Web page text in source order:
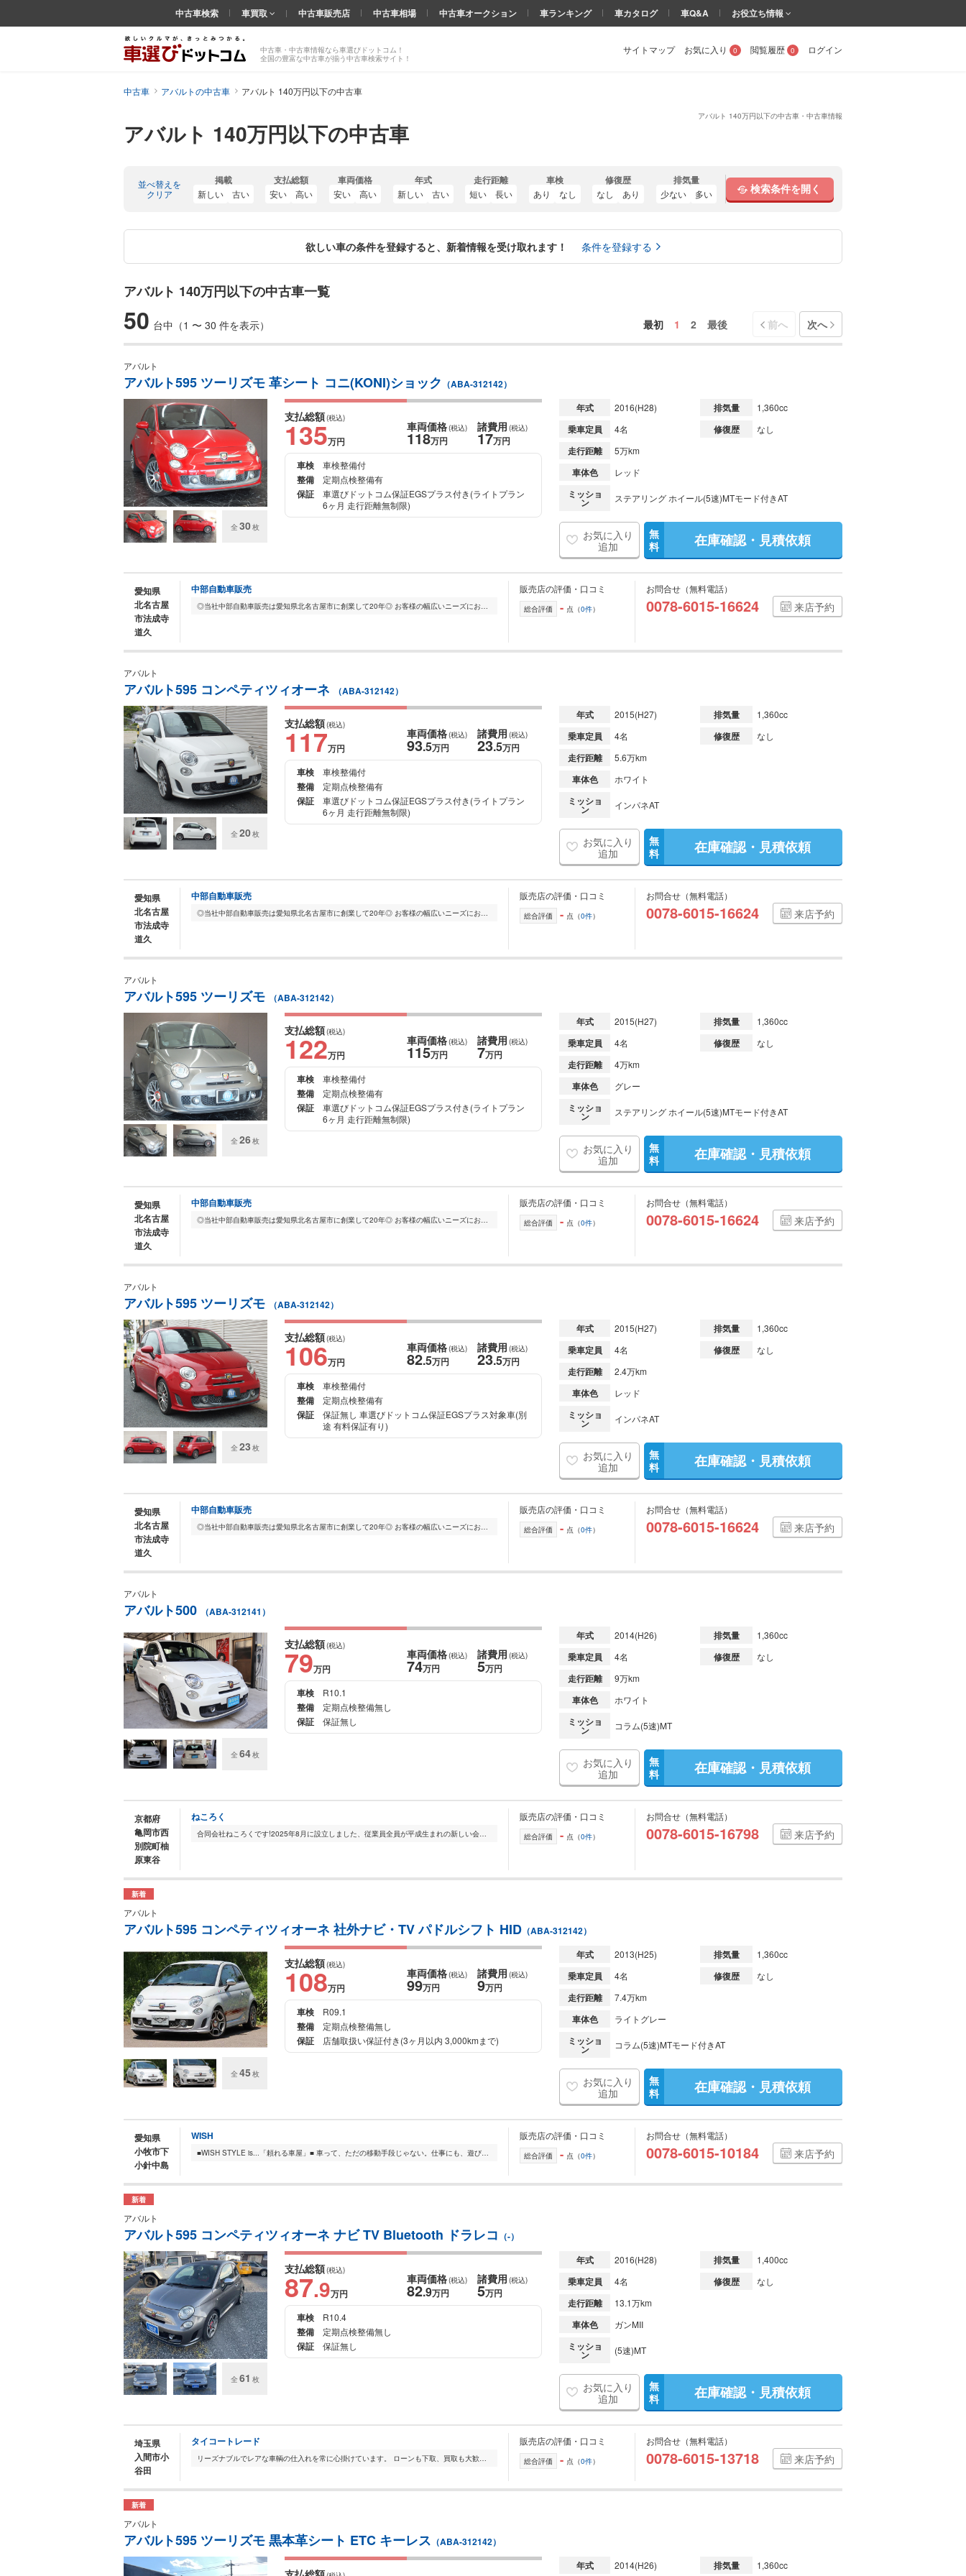
アバルト 140万円以下の中古車・中古車情報
アバルト 140万円以下の中古車
中古車・中古車情報なら車選びドットコム！
全国の豊富な中古車が揃う中古車検索サイト！
サイトマップ お気に入り 0 閲覧履歴 0 ログイン
中古車検索 車買取 中古車販売店 中古車相場 中古車オークション 車ランキング 車カタログ 車Q&A お役立ち情報
中古車 アバルトの中古車 アバルト 140万円以下の中古車
並べ替えを
クリア
掲載
新しい 古い
支払総額
安い 高い
車両価格
安い 高い
年式
新しい 古い
走行距離
短い 長い
車検
あり なし
修復歴
なし あり
排気量
少ない 多い 検索条件を開く
欲しい車の条件を登録すると、新着情報を受け取れます！ 条件を登録する
アバルト 140万円以下の中古車一覧
50 台中（1 〜 30 件を表示） 最初 1 2 最後 前へ 次へ
アバルト
アバルト595 ツーリズモ 革シート コニ(KONI)ショック （ABA-312142）
全 30枚
支払総額(税込)
135万円
車両価格(税込)
118万円
諸費用 (税込)
17万円
車検
車検整備付
整備 定期点検整備有
保証
車選びドットコム保証EGSプラス付き(ライトプラン
6ヶ月 走行距離無制限)
年式 2016(H28) 排気量 1,360cc
乗車定員 4名 修復歴 なし
走行距離 5万km
車体色 レッド
ミッショ
ン ステアリング ホイール(5速)MTモード付きAT
お気に入り
追加
無
料
在庫確認・見積依頼
愛知県
北名古屋
市法成寺
道久
中部自動車販売
◎当社中部自動車販売は愛知県北名古屋市に創業して20年◎ お客様の幅広いニーズにお応えできるよう、様々な車を取り扱っております!! 車のご購入を考えられている方は是...
販売店の評価・口コミ
総合評価 - 点（0件）
お問合せ（無料電話）
0078-6015-16624 来店予約
アバルト
アバルト595 コンペティツィオーネ （ABA-312142）
全 20枚
支払総額(税込)
117万円
車両価格(税込)
93.5万円
諸費用 (税込)
23.5万円
車検
車検整備付
整備 定期点検整備有
保証
車選びドットコム保証EGSプラス付き(ライトプラン
6ヶ月 走行距離無制限)
年式 2015(H27) 排気量 1,360cc
乗車定員 4名 修復歴 なし
走行距離 5.6万km
車体色 ホワイト
ミッショ
ン インパネAT
お気に入り
追加
無
料
在庫確認・見積依頼
愛知県
北名古屋
市法成寺
道久
中部自動車販売
◎当社中部自動車販売は愛知県北名古屋市に創業して20年◎ お客様の幅広いニーズにお応えできるよう、様々な車を取り扱っております!! 車のご購入を考えられている方は是...
販売店の評価・口コミ
総合評価 - 点（0件）
お問合せ（無料電話）
0078-6015-16624 来店予約
アバルト
アバルト595 ツーリズモ （ABA-312142）
全 26枚
支払総額(税込)
122万円
車両価格(税込)
115万円
諸費用 (税込)
7万円
車検
車検整備付
整備 定期点検整備有
保証
車選びドットコム保証EGSプラス付き(ライトプラン
6ヶ月 走行距離無制限)
年式 2015(H27) 排気量 1,360cc
乗車定員 4名 修復歴 なし
走行距離 4万km
車体色 グレー
ミッショ
ン ステアリング ホイール(5速)MTモード付きAT
お気に入り
追加
無
料
在庫確認・見積依頼
愛知県
北名古屋
市法成寺
道久
中部自動車販売
◎当社中部自動車販売は愛知県北名古屋市に創業して20年◎ お客様の幅広いニーズにお応えできるよう、様々な車を取り扱っております!! 車のご購入を考えられている方は是...
販売店の評価・口コミ
総合評価 - 点（0件）
お問合せ（無料電話）
0078-6015-16624 来店予約
アバルト
アバルト595 ツーリズモ （ABA-312142）
全 23 枚
支払総額(税込)
106万円
車両価格(税込)
82.5万円
諸費用 (税込)
23.5万円
車検
車検整備付
整備 定期点検整備有
保証
保証無し 車選びドットコム保証EGSプラス対象車(別
途 有料保証有り)
年式 2015(H27) 排気量 1,360cc
乗車定員 4名 修復歴 なし
走行距離 2.4万km
車体色 レッド
ミッショ
ン インパネAT
お気に入り
追加
無
料
在庫確認・見積依頼
愛知県
北名古屋
市法成寺
道久
中部自動車販売
◎当社中部自動車販売は愛知県北名古屋市に創業して20年◎ お客様の幅広いニーズにお応えできるよう、様々な車を取り扱っております!! 車のご購入を考えられている方は是...
販売店の評価・口コミ
総合評価 - 点（0件）
お問合せ（無料電話）
0078-6015-16624 来店予約
アバルト
アバルト500 （ABA-312141）
全 64枚
支払総額(税込)
79万円
車両価格(税込)
74万円
諸費用 (税込)
5万円
車検
R10.1
整備 定期点検整備無し
保証 保証無し
年式 2014(H26) 排気量 1,360cc
乗車定員 4名 修復歴 なし
走行距離 9万km
車体色 ホワイト
ミッショ
ン コラム(5速)MT
お気に入り
追加
無
料
在庫確認・見積依頼
京都府
亀岡市西
別院町柚
原東谷
ねころく
合同会社ねころくです!2025年8月に設立しました、従業員全員が平成生まれの新しい会社です!無駄な経費をかけずに良質な物を販売することをモットーとしているため、同じ...
販売店の評価・口コミ
総合評価 - 点（0件）
お問合せ（無料電話）
0078-6015-16798 来店予約
新着
アバルト
アバルト595 コンペティツィオーネ 社外ナビ・TV パドルシフト HID （ABA-312142）
全 45枚
支払総額(税込)
108万円
車両価格(税込)
99万円
諸費用 (税込)
9万円
車検
R09.1
整備 定期点検整備無し
保証 店舗取扱い保証付き(3ヶ月以内 3,000kmまで)
年式 2013(H25) 排気量 1,360cc
乗車定員 4名 修復歴 なし
走行距離 7.4万km
車体色 ライトグレー
ミッショ
ン コラム(5速)MTモード付きAT
お気に入り
追加
無
料
在庫確認・見積依頼
愛知県
小牧市下
小針中島
WISH
■WISH STYLE is...「頼れる車屋」■ 車って、ただの移動手段じゃない。仕事にも、遊びにも、日常にも。 だからこそ、「信頼できて、気軽に頼れる場所」があった方がいい...
販売店の評価・口コミ
総合評価 - 点（0件）
お問合せ（無料電話）
0078-6015-10184 来店予約
新着
アバルト
アバルト595 コンペティツィオーネ ナビ TV Bluetooth ドラレコ （-）
全 61 枚
支払総額(税込)
87.9万円
車両価格(税込)
82.9万円
諸費用 (税込)
5万円
車検
R10.4
整備 定期点検整備無し
保証 保証無し
年式 2016(H28) 排気量 1,400cc
乗車定員 4名 修復歴 なし
走行距離 13.1万km
車体色 ガンMII
ミッショ
ン (5速)MT
お気に入り
追加
無
料
在庫確認・見積依頼
埼玉県
入間市小
谷田
タイコートレード
リーズナブルでレアな車輌の仕入れを常に心掛けています。 ローンも下取、買取も大歓迎です。 お気軽にお問い合わせください! ■取り扱い 欧州車から国産車まで! 特にボ...
販売店の評価・口コミ
総合評価 - 点（0件）
お問合せ（無料電話）
0078-6015-13718 来店予約
新着
アバルト
アバルト595 ツーリズモ 黒本革シート ETC キーレス （ABA-312142）
年式 2014(H26) 排気量 1,360cc